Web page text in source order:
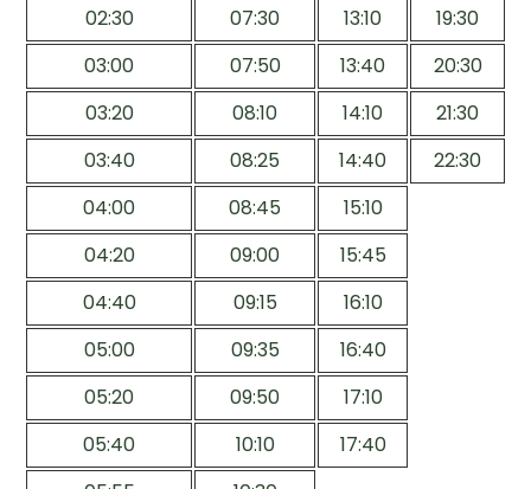
02:30
07:30 13:10
19:30
03:00
07:50 13:40
20:30
03:20
08:10 14:10
21:30
03:40
08:25 14:40
22:30
04:00
08:45
15:10
04:20
09:00
15:45
04:40
09:15
16:10
05:00
09:35
16:40
05:20
09:50
17:10
05:40
10:10
17:40